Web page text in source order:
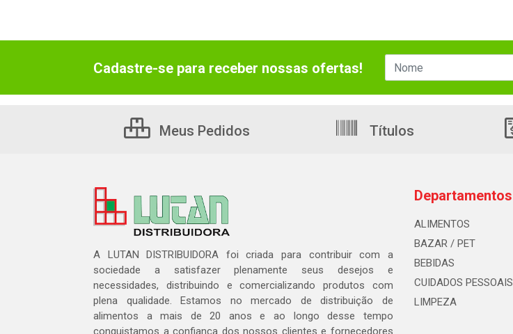
Cadastre-se para receber nossas ofertas!
Meus Pedidos Títulos
A LUTAN DISTRIBUIDORA foi criada para contribuir com a
sociedade a satisfazer plenamente seus desejos e
necessidades, distribuindo e comercializando produtos com
plena qualidade. Estamos no mercado de distribuição de
alimentos a mais de 20 anos e ao longo desse tempo
conquistamos a confiança dos nossos clientes e fornecedores
Departamentos
ALIMENTOS
BAZAR / PET
BEBIDAS
CUIDADOS PESSOAIS
LIMPEZA